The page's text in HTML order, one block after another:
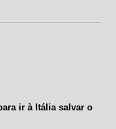
ir à Itália salvar o